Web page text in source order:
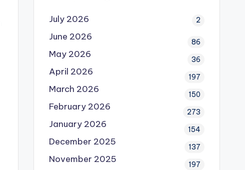
July 2026 2
June 2026 86
May 2026 36
April 2026 197
March 2026 150
February 2026 273
January 2026 154
December 2025 137
November 2025 197